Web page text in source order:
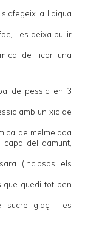
a l'aigua
i es deixa bullir
de licor una
de pessic en 3
amb un xic de
de melmelada
del damunt,
(inclosos els
que quedi tot ben
sucre glaç i es